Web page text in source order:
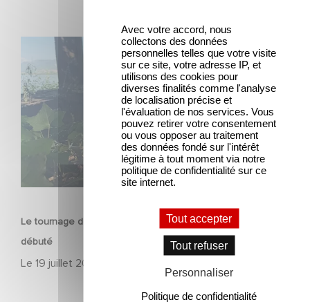
SÉRIE
Le tournage de la mini-série Le Roman de Marceau Miller a
débuté
Le 19 juillet 2026
Le tournage de la mini-série Le Roman de Marceau Miller
a débuté
Avec votre accord, nous
collectons des données
personnelles telles que votre visite
sur ce site, votre adresse IP, et
utilisons des cookies pour
diverses finalités comme l'analyse
de localisation précise et
l'évaluation de nos services. Vous
pouvez retirer votre consentement
ou vous opposer au traitement
des données fondé sur l'intérêt
légitime à tout moment via notre
politique de confidentialité sur ce
site internet.
Tout accepter
Tout refuser
Personnaliser
Politique de confidentialité